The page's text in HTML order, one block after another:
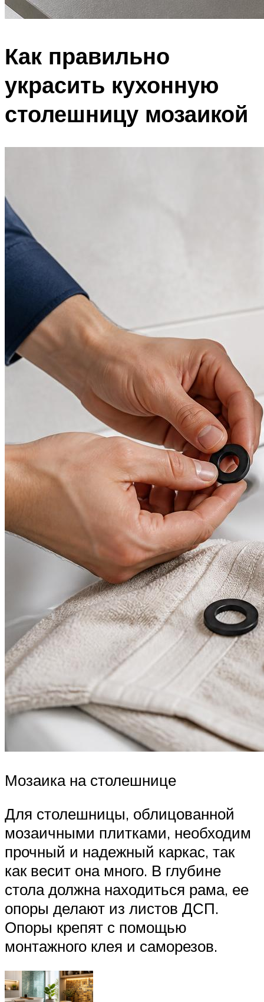
Как правильно
украсить кухонную
столешницу мозаикой
Мозаика на столешнице
Для столешницы, облицованной
мозаичными плитками, необходим
прочный и надежный каркас, так
как весит она много. В глубине
стола должна находиться рама, ее
опоры делают из листов ДСП.
Опоры крепят с помощью
монтажного клея и саморезов.